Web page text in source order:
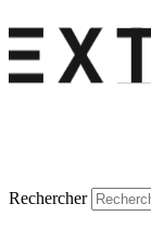
Rechercher